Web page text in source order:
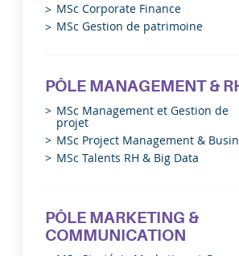
MSc Corporate Finance
MSc Gestion de patrimoine
PÔLE MANAGEMENT &
MSc Management et Gestion de
projet
MSc Project Management &
MSc Talents RH & Big Data
PÔLE MARKETING &
COMMUNICATION